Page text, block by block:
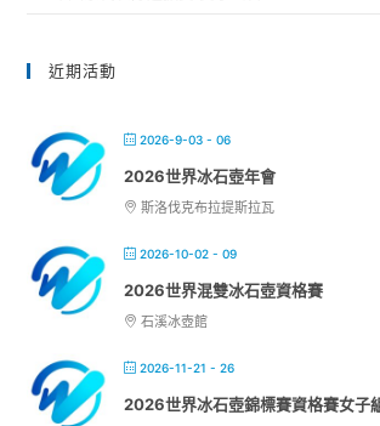
近期活動
2026-9-03 - 06
2026世界冰石壺年會
斯洛伐克布拉提斯拉瓦
2026-10-02 - 09
2026世界混雙冰石壺資格賽
石溪冰壺館
2026-11-21 - 26
2026世界冰石壺錦標賽資格賽女子